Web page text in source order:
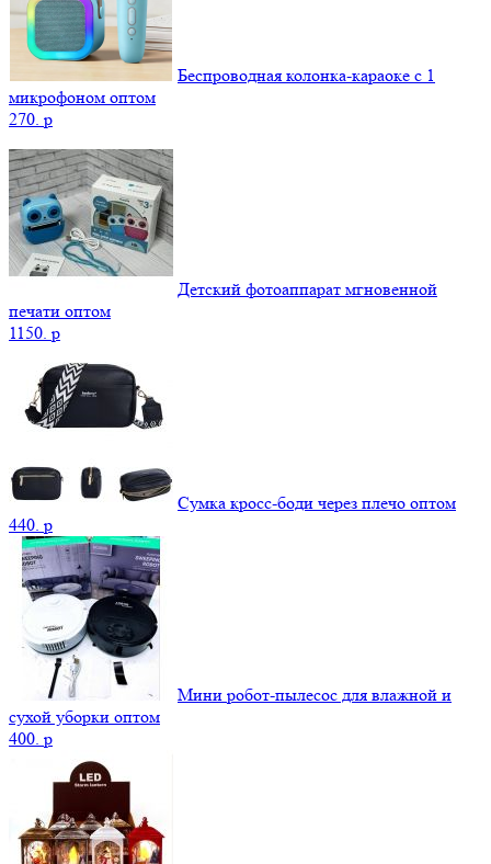
Беспроводная колонка-караоке с 1
микрофоном оптом
270. p
Детский фотоаппарат мгновенной
печати оптом
1150. p
Сумка кросс-боди через плечо оптом
440. p
Мини робот-пылесос для влажной и
сухой уборки оптом
400. p